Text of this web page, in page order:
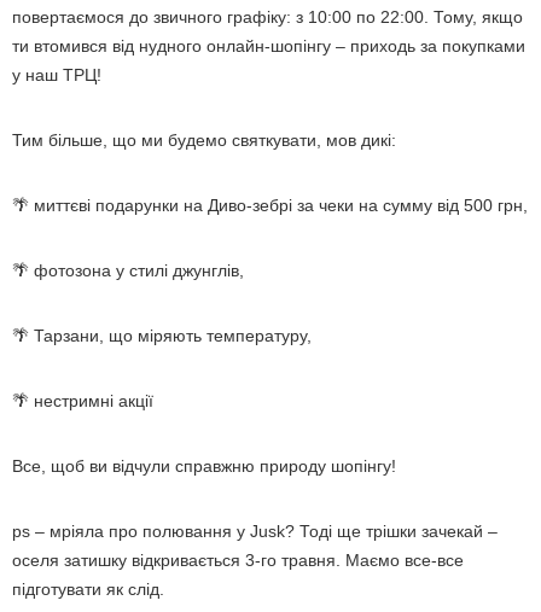
повертаємося до звичного графіку: з 10:00 по 22:00. Тому, якщо
ти втомився від нудного онлайн-шопінгу – приходь за покупками
у наш ТРЦ!
Тим більше, що ми будемо святкувати, мов дикі:
🌴 миттєві подарунки на Диво-зебрі за чеки на сумму від 500 грн,
🌴 фотозона у стилі джунглів,
🌴 Тарзани, що міряють температуру,
🌴 нестримні акції
Все, щоб ви відчули справжню природу шопінгу!
ps – мріяла про полювання у Jusk? Тоді ще трішки зачекай –
оселя затишку відкривається 3-го травня. Маємо все-все
підготувати як слід.